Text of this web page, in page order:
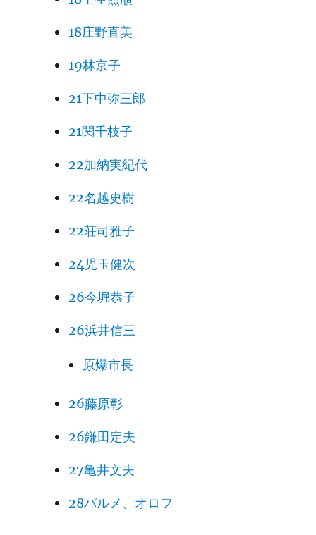
18庄野直美
19林京子
21下中弥三郎
21関千枝子
22加納実紀代
22名越史樹
22荘司雅子
24児玉健次
26今堀恭子
26浜井信三
原爆市長
26藤原彰
26鎌田定夫
27亀井文夫
28パルメ、オロフ